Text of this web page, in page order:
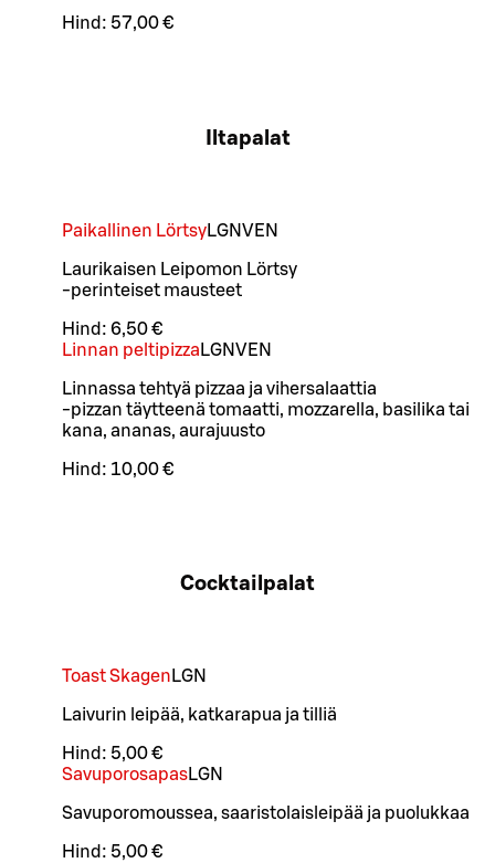
Hind: 57,00 €
Iltapalat
Paikallinen LörtsyLGNVEN
Laurikaisen Leipomon Lörtsy
-perinteiset mausteet
Hind: 6,50 €
Linnan peltipizza LGNVEN
Linnassa tehtyä pizzaa ja vihersalaattia
-pizzan täytteenä tomaatti, mozzarella, basilika tai
kana, ananas, aurajuusto
Hind: 10,00 €
Cocktailpalat
Toast Skagen LGN
Laivurin leipää, katkarapua ja tilliä
Hind: 5,00 €
SavuporosapasLGN
Savuporomoussea, saaristolaisleipää ja puolukkaa
Hind: 5,00 €